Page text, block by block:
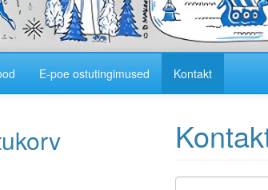
E-poe ostutingimused Kontakt